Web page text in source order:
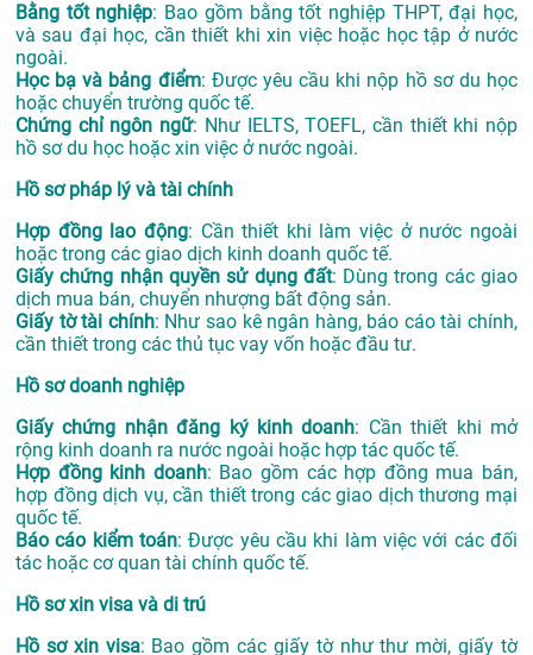
Bằng tốt nghiệp: Bao gồm bằng tốt nghiệp THPT, đại học,
và sau đại học, cần thiết khi xin việc hoặc học tập ở nước
ngoài.
Học bạ và bảng điểm: Được yêu cầu khi nộp hồ sơ du học
hoặc chuyển trường quốc tế.
Chứng chỉ ngôn ngữ: Như IELTS, TOEFL, cần thiết khi nộp
hồ sơ du học hoặc xin việc ở nước ngoài.
Hồ sơ pháp lý và tài chính
Hợp đồng lao động: Cần thiết khi làm việc ở nước ngoài
hoặc trong các giao dịch kinh doanh quốc tế.
Giấy chứng nhận quyền sử dụng đất: Dùng trong các giao
dịch mua bán, chuyển nhượng bất động sản.
Giấy tờ tài chính: Như sao kê ngân hàng, báo cáo tài chính,
cần thiết trong các thủ tục vay vốn hoặc đầu tư.
Hồ sơ doanh nghiệp
Giấy chứng nhận đăng ký kinh doanh: Cần thiết khi mở
rộng kinh doanh ra nước ngoài hoặc hợp tác quốc tế.
Hợp đồng kinh doanh: Bao gồm các hợp đồng mua bán,
hợp đồng dịch vụ, cần thiết trong các giao dịch thương mại
quốc tế.
Báo cáo kiểm toán: Được yêu cầu khi làm việc với các đối
tác hoặc cơ quan tài chính quốc tế.
Hồ sơ xin visa và di trú
Hồ sơ xin visa: Bao gồm các giấy tờ như thư mời, giấy tờ